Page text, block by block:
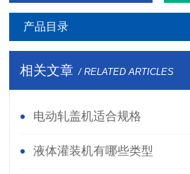
产品目录
相关文章 / RELATED ARTICLES
电动轧盖机适合规格
液体灌装机有哪些类型